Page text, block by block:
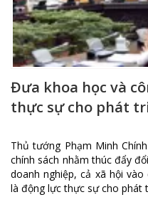
Đưa khoa học và
thực sự cho phát
Thủ tướng Phạm Minh
chính sách nhằm thúc đẩy
doanh nghiệp, cả xã hội
là động lực thực sự cho phát